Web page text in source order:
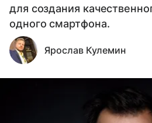
для создания
одного смартфона.
Ярослав Кулемин